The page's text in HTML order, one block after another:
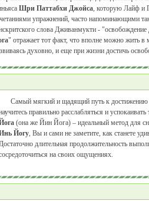
Шри Паттабхи Джойса, которую Лайф и
упражнений, часто напоминающими
слова Дживанмукти -
" отражает тот факт, что вполне можно жить
духовно, и еще при жизни достичь
Самый мягкий и щадящий путь к достижению
правильно расслабляться и
(она же Йин Йога) – идеальный метод для
Йогу, Вы и сами не заметите, как станете
длительная продолжительность
на своих ощущениях.